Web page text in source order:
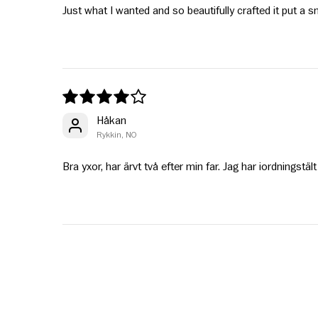
Just what I wanted and so beautifully crafted it put a
Håkan
Rykkin, NO
Bra yxor, har ärvt två efter min far. Jag har